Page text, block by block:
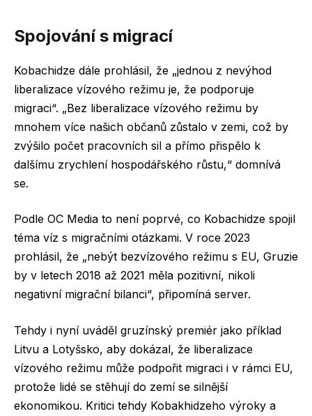
Spojování s migrací
Kobachidze dále prohlásil, že „jednou z nevýhod
liberalizace vízového režimu je, že podporuje
migraci“. „Bez liberalizace vízového režimu by
mnohem více našich občanů zůstalo v zemi, což by
zvýšilo počet pracovních sil a přímo přispělo k
dalšímu zrychlení hospodářského růstu,“ domnívá
se.
Podle OC Media to není poprvé, co Kobachidze spojil
téma víz s migračními otázkami. V roce 2023
prohlásil, že „nebýt bezvízového režimu s EU, Gruzie
by v letech 2018 až 2021 měla pozitivní, nikoli
negativní migrační bilanci“, připomíná server.
Tehdy i nyní uváděl gruzínský premiér jako příklad
Litvu a Lotyšsko, aby dokázal, že liberalizace
vízového režimu může podpořit migraci i v rámci EU,
protože lidé se stěhují do zemí se silnější
ekonomikou. Kritici tehdy Kobakhidzeho výroky a